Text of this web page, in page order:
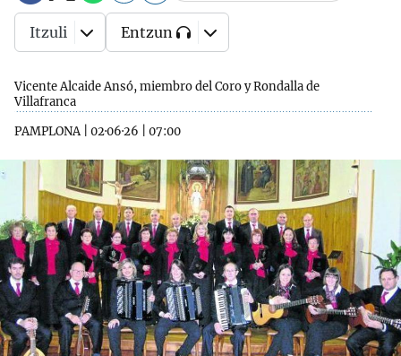
Vicente Alcaide Ansó, miembro del Coro y Rondalla de
Villafranca
PAMPLONA| 02·06·26 07:00
Itzuli Entzun